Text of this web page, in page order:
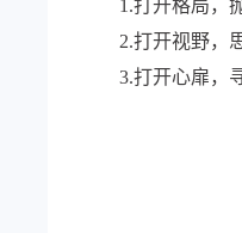
1.打开格局，
2.打开视野，
3.打开心扉，